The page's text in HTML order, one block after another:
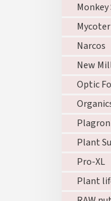
Monkey
Narcos
New
Optic
Plagron
Plant
Pro-XL
Plant